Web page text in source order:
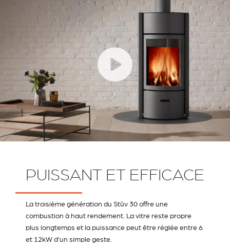
PUISSANT ET EFFICACE
La troisième génération du Stûv 30 offre une
combustion à haut rendement. La vitre reste propre
plus longtemps et la puissance peut être réglée entre 6
et 12kW d'un simple geste.